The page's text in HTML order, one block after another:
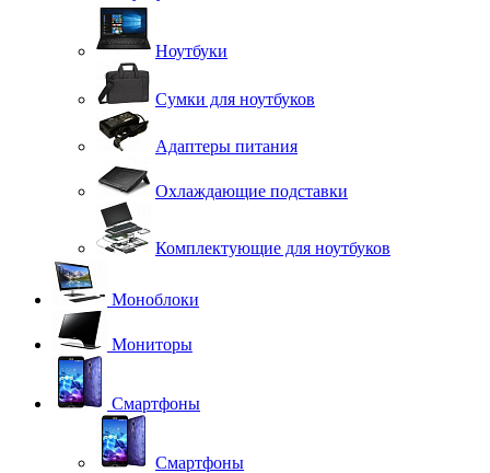
Ноутбуки
Сумки для ноутбуков
Адаптеры питания
Охлаждающие подставки
Комплектующие для ноутбуков
Моноблоки
Мониторы
Смартфоны
Смартфоны